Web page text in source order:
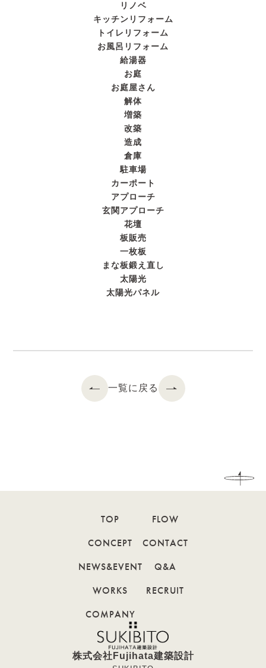
リノベ
キッチンリフォーム
トイレリフォーム
お風呂リフォーム
給湯器
お庭
お庭屋さん
解体
増築
改築
造成
倉庫
駐車場
カーポート
アプローチ
玄関アプローチ
花壇
板販売
一枚板
まな板鍛え直し
太陽光
太陽光パネル
一覧に戻る
株式会社Fujihata建築設計
TOP
CONCEPT
NEWS&EVENT
WORKS
COMPANY
FLOW
CONTACT
Q&A
RECRUIT